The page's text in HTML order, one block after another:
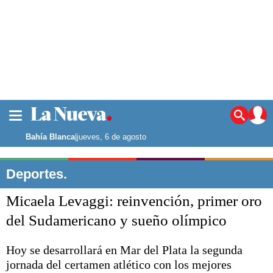
Noticias
La ciudad
Punta Alta
El mundo
Seguridad
Opinión
Deportes
Escenario Olímpico
Liga del Sur
Bahía Blanca|jueves, 6 de agosto
Deportes.
Micaela Levaggi: reinvención, primer oro
del Sudamericano y sueño olímpico
Hoy se desarrollará en Mar del Plata la segunda
jornada del certamen atlético con los mejores